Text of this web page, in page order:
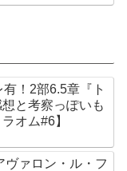
！2部6.5章『ト
と考察っぽいも
オム#6】
ヴァロン・ル・フ